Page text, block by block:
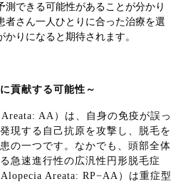
測できる可能性があることが分かり
者さん一人ひとりに合った治療を選
りになると期待されます。
貢献する可能性～
AA）は、自身の免疫が誤っ
現する自己抗原を攻撃し、脱毛を
の一つです。なかでも、頭部全体
急速進行性の広汎性円形脱毛症
Alopecia Areata: RP−AA）は重症型